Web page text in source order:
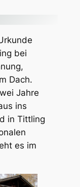
bei
Dach.
Jahre
ins
in Tittling
es im